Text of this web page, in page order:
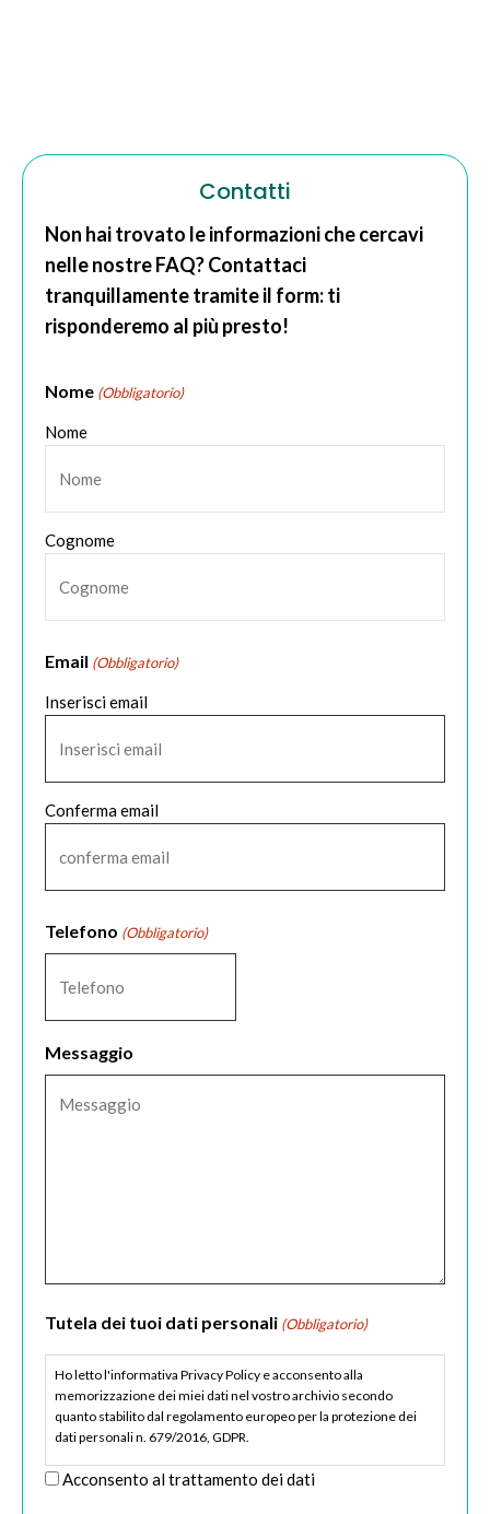
Contatti
Non hai trovato le informazioni che cercavi
nelle nostre FAQ? Contattaci
tranquillamente tramite il form: ti
risponderemo al più presto!
Nome (Obbligatorio)
Nome
Cognome
Email (Obbligatorio)
Inserisci email
Conferma email
Telefono (Obbligatorio)
Messaggio
Tutela dei tuoi dati personali (Obbligatorio)
Ho letto l'informativa Privacy Policy e acconsento alla
memorizzazione dei miei dati nel vostro archivio secondo
quanto stabilito dal regolamento europeo per la protezione dei
dati personali n. 679/2016, GDPR.
Acconsento al trattamento dei dati